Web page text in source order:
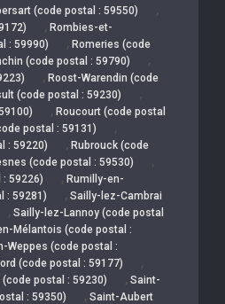
(code postal : 59550) ,
, Rombies-et-
: 59990)
, Romeries (code
(code postal : 59790) ,
, Roost-Warendin (code
(code postal : 59230) ,
, Roucourt (code postal
postal : 59131) ,
: 59220) , Rubrouck (code
(code postal : 59530) ,
59226) , Rumilly-en-
: 59281)
, Sailly-lez-Cambrai
, Sailly-lez-Lannoy (code postal
Mélantois (code postal :
Weppes (code postal :
(code postal : 59177) ,
postal : 59230) , Saint-
: 59350)
, Saint-Aubert